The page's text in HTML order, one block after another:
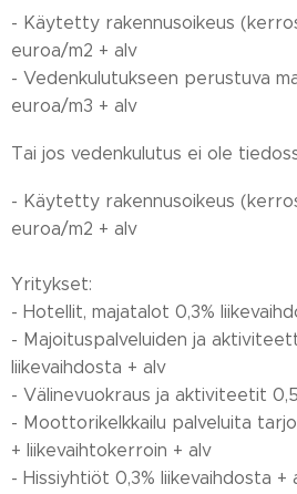
- Käytetty rakennusoikeus
euroa/m2 + alv
- Vedenkulutukseen perustuva
euroa/m3 + alv
Tai jos vedenkulutus ei ole
- Käytetty rakennusoikeus
euroa/m2 + alv
Yritykset:
- Hotellit, majatalot 0,3%
- Majoituspalveluiden ja
liikevaihdosta + alv
- Välinevuokraus ja aktiviteetit
- Moottorikelkkailu palveluita
+ liikevaihtokerroin + alv
- Hissiyhtiöt 0,3% liikevaihdosta +